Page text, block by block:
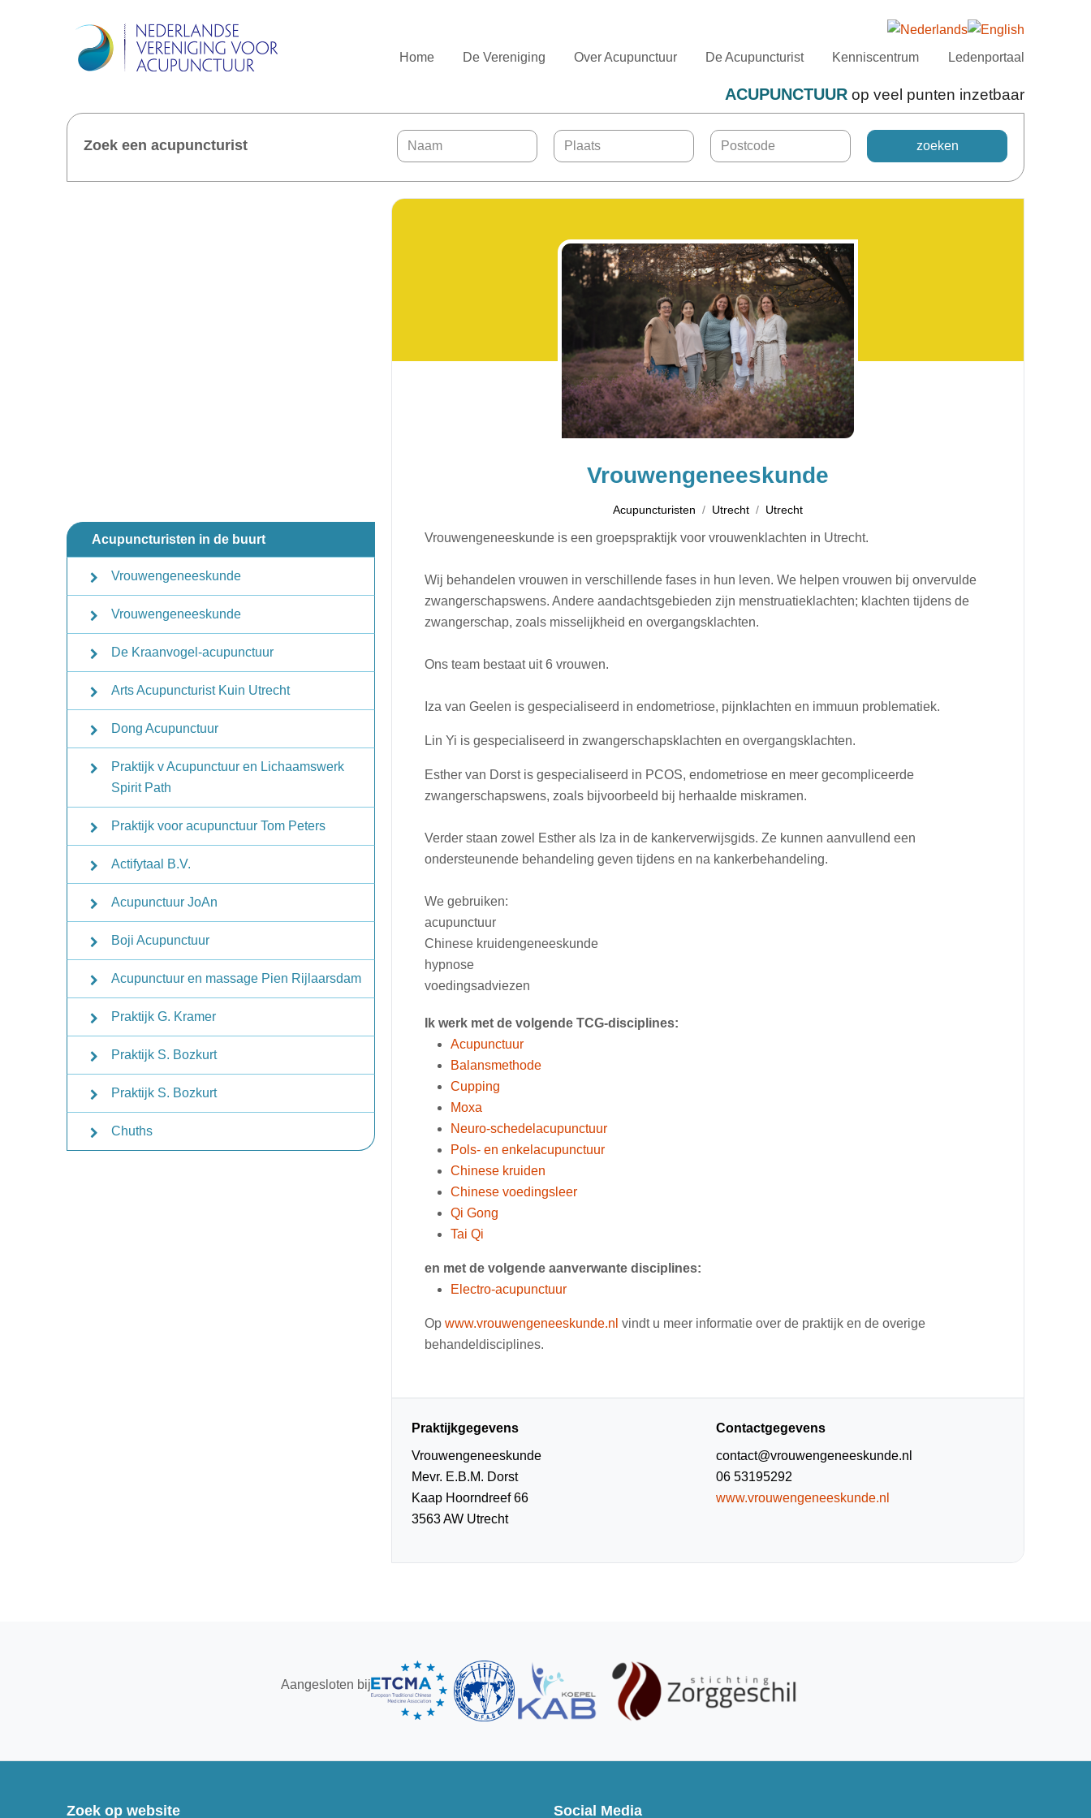
Home De Vereniging Over Acupunctuur De Acupuncturist Kenniscentrum Ledenportaal
ACUPUNCTUURop veel punten inzetbaar
Zoek een acupuncturist
Acupuncturisten in de buurt
Vrouwengeneeskunde
Vrouwengeneeskunde
De Kraanvogel-acupunctuur
Arts Acupuncturist Kuin Utrecht
Dong Acupunctuur
Praktijk v Acupunctuur en Lichaamswerk
Spirit Path
Praktijk voor acupunctuur Tom Peters
Actifytaal B.V.
Acupunctuur JoAn
Boji Acupunctuur
Acupunctuur en massage Pien Rijlaarsdam
Praktijk G. Kramer
Praktijk S. Bozkurt
Praktijk S. Bozkurt
Chuths
Vrouwengeneeskunde
Acupuncturisten Utrecht Utrecht
Vrouwengeneeskunde is een groepspraktijk voor vrouwenklachten in Utrecht.
Wij behandelen vrouwen in verschillende fases in hun leven. We helpen vrouwen bij onvervulde
zwangerschapswens. Andere aandachtsgebieden zijn menstruatieklachten; klachten tijdens de
zwangerschap, zoals misselijkheid en overgangsklachten.
Ons team bestaat uit 6 vrouwen.
Iza van Geelen is gespecialiseerd in endometriose, pijnklachten en immuun problematiek.
Lin Yi is gespecialiseerd in zwangerschapsklachten en overgangsklachten.
Esther van Dorst is gespecialiseerd in PCOS, endometriose en meer gecompliceerde
zwangerschapswens, zoals bijvoorbeeld bij herhaalde miskramen.
Verder staan zowel Esther als Iza in de kankerverwijsgids. Ze kunnen aanvullend een
ondersteunende behandeling geven tijdens en na kankerbehandeling.
We gebruiken:
acupunctuur
Chinese kruidengeneeskunde
hypnose
voedingsadviezen
Ik werk met de volgende TCG-disciplines:
Acupunctuur
Balansmethode
Cupping
Moxa
Neuro-schedelacupunctuur
Pols- en enkelacupunctuur
Chinese kruiden
Chinese voedingsleer
Qi Gong
Tai Qi
en met de volgende aanverwante disciplines:
Electro-acupunctuur
Opwww.vrouwengeneeskunde.nl vindt u meer informatie over de praktijk en de overige
behandeldisciplines.
Praktijkgegevens
Vrouwengeneeskunde
Mevr. E.B.M. Dorst
Kaap Hoorndreef 66
3563 AW Utrecht
Contactgegevens
contact@vrouwengeneeskunde.nl
06 53195292
www.vrouwengeneeskunde.nl
Aangesloten bij
Zoek op website Social Media